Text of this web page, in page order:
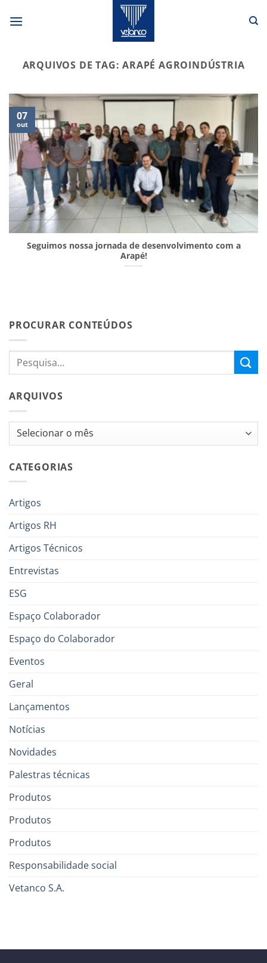
ARQUIVOS DE TAG:ARAPÉ AGROINDÚSTRIA
Seguimos nossa jornada de desenvolvimento com a
Arapé!
07
out
PROCURAR CONTEÚDOS
ARQUIVOS
Arquivos
CATEGORIAS
Artigos
Artigos RH
Artigos Técnicos
Entrevistas
ESG
Espaço Colaborador
Espaço do Colaborador
Eventos
Geral
Lançamentos
Notícias
Novidades
Palestras técnicas
Produtos
Produtos
Produtos
Responsabilidade social
Vetanco S.A.